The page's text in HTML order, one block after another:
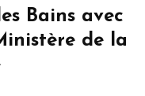
Bains avec
de la